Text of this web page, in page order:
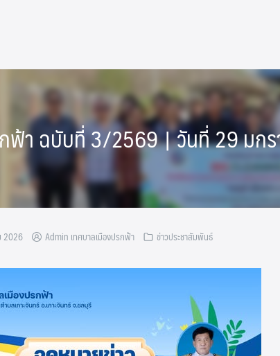
กฟ้า ฉบับที่ 3/2569 | วันที่ 29 มก
2026 Admin เทศบาลเมืองปรกฟ้า ข่าวประชาสัมพันธ์